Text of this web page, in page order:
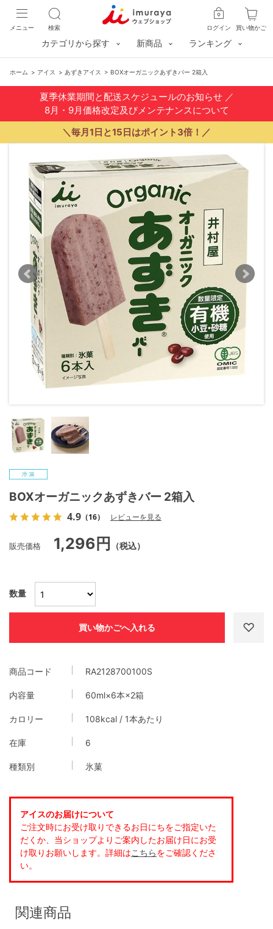
買い物かご
ログイン
検索
メニュー
カテゴリから探す 新商品 ランキング
ホーム > アイス > あずきアイス > BOXオーガニックあずきバー 2箱入
夏季休業期間と配送スケジュールのお知らせ／
8月・9月価格改定及びメンテナンスについて
＼毎月1日と15日はポイント3倍！／
BOXオーガニックあずきバー 2箱入
4.9 （16） レビューを見る
販売価格 1,296円 （税込）
数量
商品コード RA2128700100S
内容量 60ml×6本×2箱
カロリー 108kcal / 1本あたり
在庫 6
種類別 氷菓
関連商品
アイスのお届けについて
ご注文時にお受け取りできるお日にちをご指定いた
だくか、当ショップよりご案内したお届け日にお受
け取りお願いします。詳細はこちらをご確認くださ
い。